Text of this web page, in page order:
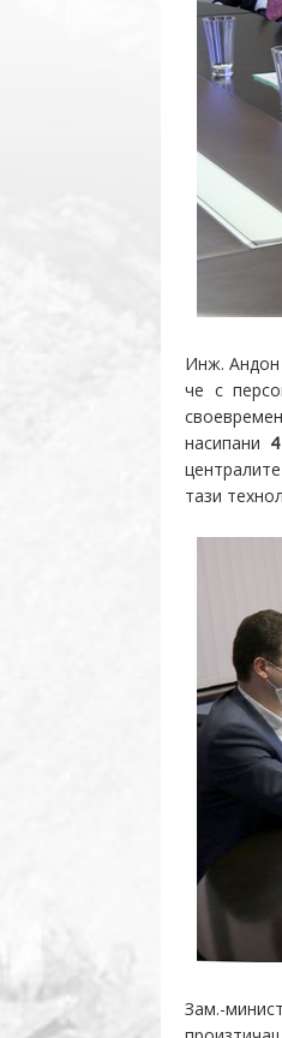
Инж. Андон
че с
насипани
тази
Зам.-